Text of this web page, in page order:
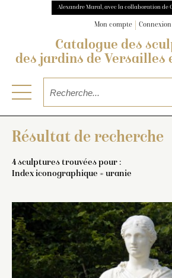
Alexandre Maral, avec la collaboration de
Mon compte Connexion
Catalogue des
des jardins de Versailles
Résultat de recherche
4 sculptures trouvées pour :
Index iconographique = uranie